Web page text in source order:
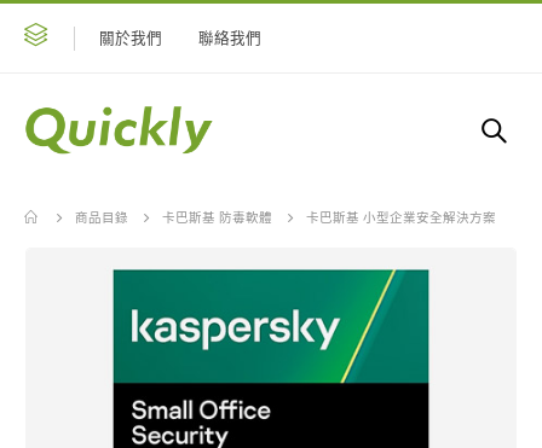
關於我們 聯絡我們
商品目錄 卡巴斯基 防毒軟體 卡巴斯基 小型企業安全解決方案